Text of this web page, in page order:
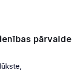
pārvalde